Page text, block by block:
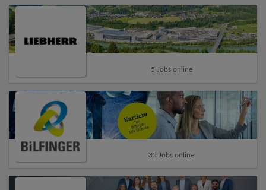
5 Jobs online
35 Jobs online